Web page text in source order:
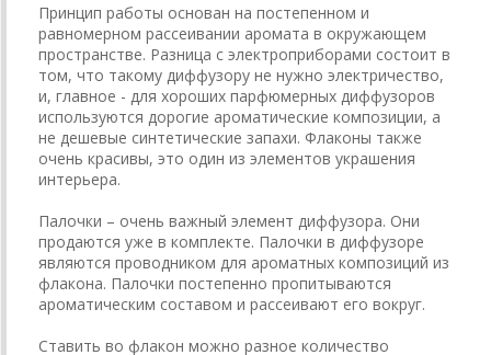
Принцип работы основан на постепенном и
равномерном рассеивании аромата в окружающем
пространстве. Разница с электроприборами состоит в
том, что такому диффузору не нужно электричество,
и, главное - для хороших парфюмерных диффузоров
используются дорогие ароматические композиции, а
не дешевые синтетические запахи. Флаконы также
очень красивы, это один из элементов украшения
интерьера.
Палочки – очень важный элемент диффузора. Они
продаются уже в комплекте. Палочки в диффузоре
являются проводником для ароматных композиций из
флакона. Палочки постепенно пропитываются
ароматическим составом и рассеивают его вокруг.
Ставить во флакон можно разное количество